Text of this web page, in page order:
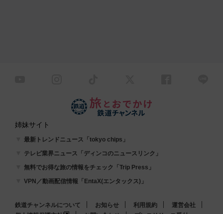
姉妹サイト
最新トレンドニュース「tokyo chips」
テレビ業界ニュース「ディンコのニュースリンク」
無料でお得な旅の情報をチェック「Trip Press」
VPN／動画配信情報「EntaX(エンタックス)」
鉄道チャンネルについて お知らせ 利用規約
運営会社